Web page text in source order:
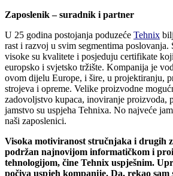
Zaposlenik – suradnik i partner
U 25 godina postojanja poduzeće Tehnix
rast i razvoj u svim segmentima
visoke su kvalitete i posjeduju certifikate
europsko i svjetsko tržište. Kompanija je
ovom dijelu Europe, i šire, u projektiranju,
strojeva i opreme. Velike proizvodne
zadovoljstvo kupaca, inoviranje proizvoda,
jamstvo su uspjeha Tehnixa. No najveće
naši zaposlenici.
Visoka motiviranost stručnjaka i drugih
podržan najnovijom informatičkom i
tehnologijom, čine Tehnix uspješnim.
počiva uspjeh kompanije. Da, rekao sam